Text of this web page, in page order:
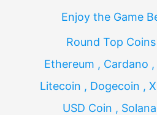
Enjoy the Game
Round Top
Ethereum , Cardano
Litecoin , Dogecoin ,
USD Coin ,